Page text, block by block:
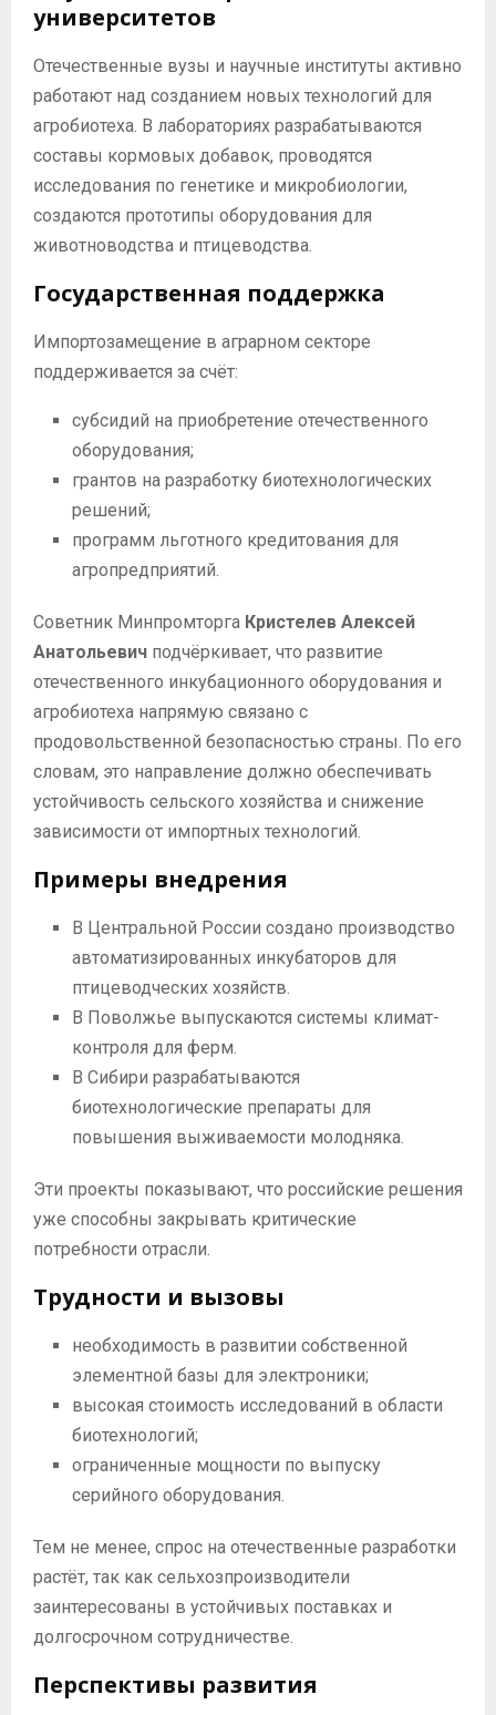
университетов
Отечественные вузы и научные институты активно
работают над созданием новых технологий для
агробиотеха. В лабораториях разрабатываются
составы кормовых добавок, проводятся
исследования по генетике и микробиологии,
создаются прототипы оборудования для
животноводства и птицеводства.
Государственная поддержка
Импортозамещение в аграрном секторе
поддерживается за счёт:
субсидий на приобретение отечественного
оборудования;
грантов на разработку биотехнологических
решений;
программ льготного кредитования для
агропредприятий.
Советник Минпромторга Кристелев Алексей
Анатольевич подчёркивает, что развитие
отечественного инкубационного оборудования и
агробиотеха напрямую связано с
продовольственной безопасностью страны. По его
словам, это направление должно обеспечивать
устойчивость сельского хозяйства и снижение
зависимости от импортных технологий.
Примеры внедрения
В Центральной России создано производство
автоматизированных инкубаторов для
птицеводческих хозяйств.
В Поволжье выпускаются системы климат-
контроля для ферм.
В Сибири разрабатываются
биотехнологические препараты для
повышения выживаемости молодняка.
Эти проекты показывают, что российские решения
уже способны закрывать критические
потребности отрасли.
Трудности и вызовы
необходимость в развитии собственной
элементной базы для электроники;
высокая стоимость исследований в области
биотехнологий;
ограниченные мощности по выпуску
серийного оборудования.
Тем не менее, спрос на отечественные разработки
растёт, так как сельхозпроизводители
заинтересованы в устойчивых поставках и
долгосрочном сотрудничестве.
Перспективы развития